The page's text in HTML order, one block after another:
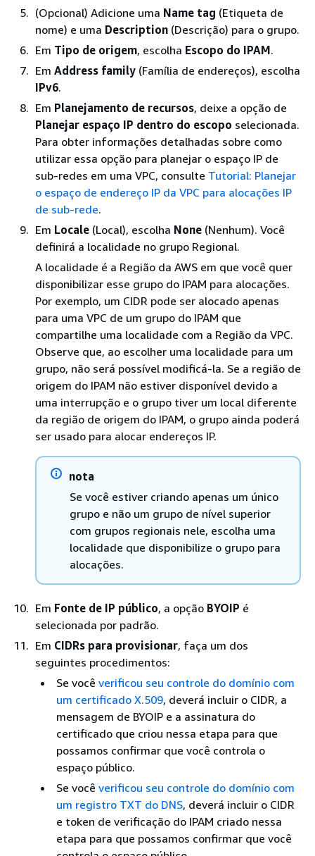
(Opcional) Adicione uma Name tag (Etiqueta de
nome) e uma Description (Descrição) para o grupo.
Em Tipo de origem, escolha Escopo do IPAM.
Em Address family (Família de endereços), escolha
IPv6.
Em Planejamento de recursos, deixe a opção de
Planejar espaço IP dentro do escopo selecionada.
Para obter informações detalhadas sobre como
utilizar essa opção para planejar o espaço IP de
sub-redes em uma VPC, consulte Tutorial: Planejar
o espaço de endereço IP da VPC para alocações IP
de sub-rede.
Em Locale (Local), escolha None (Nenhum). Você
definirá a localidade no grupo Regional.
A localidade é a Região da AWS em que você quer
disponibilizar esse grupo do IPAM para alocações.
Por exemplo, um CIDR pode ser alocado apenas
para uma VPC de um grupo do IPAM que
compartilhe uma localidade com a Região da VPC.
Observe que, ao escolher uma localidade para um
grupo, não será possível modificá-la. Se a região de
origem do IPAM não estiver disponível devido a
uma interrupção e o grupo tiver um local diferente
da região de origem do IPAM, o grupo ainda poderá
ser usado para alocar endereços IP.
nota
Se você estiver criando apenas um único
grupo e não um grupo de nível superior
com grupos regionais nele, escolha uma
localidade que disponibilize o grupo para
alocações.
Em Fonte de IP público, a opção BYOIP é
selecionada por padrão.
Em CIDRs para provisionar, faça um dos
seguintes procedimentos:
Se você verificou seu controle do domínio com
um certificado X.509, deverá incluir o CIDR, a
mensagem de BYOIP e a assinatura do
certificado que criou nessa etapa para que
possamos confirmar que você controla o
espaço público.
Se você verificou seu controle do domínio com
um registro TXT do DNS, deverá incluir o CIDR
e token de verificação do IPAM criado nessa
etapa para que possamos confirmar que você